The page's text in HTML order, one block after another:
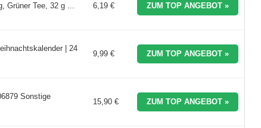
Grüner Tee, 32 g ... 6,19 € ZUM TOP ANGEBOT »
| 24
9,99 € ZUM TOP ANGEBOT »
Sonstige
15,90 € ZUM TOP ANGEBOT »